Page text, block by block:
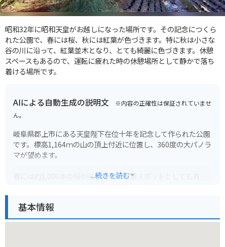
昭和32年に昭和天皇がお越しになった場所です。その記念につくら
れた公園で、春には桜、秋には紅葉が色づきます。特に秋は小さな
谷の川に沿って、紅葉並木となり、とても綺麗に色づきます。休憩
スペースもあるので、運転に疲れた時の休憩場所として静かで落ち
着ける場所です。
AIによる自動生成の説明文 ※内容の正確性は保証されていませ
ん。
岐阜県郡上市にある天皇陛下在位十年を記念して作られた公園
です。標高1,164ｍの山の頂上付近に位置し、360度の大パノラ
マが望めます。
春には約1,000本の桜が咲き乱れる絶景スポットとしても有名
す。
...続きを読む
基本情報